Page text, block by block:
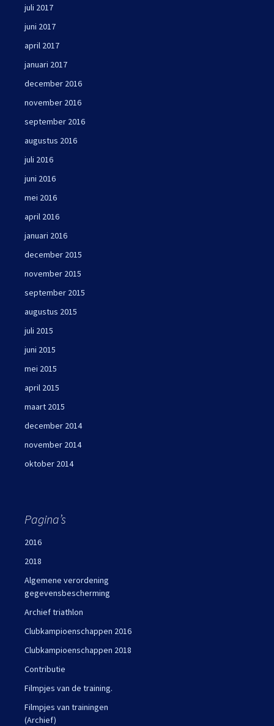
juli 2017
juni 2017
april 2017
januari 2017
december 2016
november 2016
september 2016
augustus 2016
juli 2016
juni 2016
mei 2016
april 2016
januari 2016
december 2015
november 2015
september 2015
augustus 2015
juli 2015
juni 2015
mei 2015
april 2015
maart 2015
december 2014
november 2014
oktober 2014
Pagina’s
2016
2018
Algemene verordening
gegevensbescherming
Archief triathlon
Clubkampioenschappen 2016
Clubkampioenschappen 2018
Contributie
Filmpjes van de training.
Filmpjes van trainingen
(Archief)